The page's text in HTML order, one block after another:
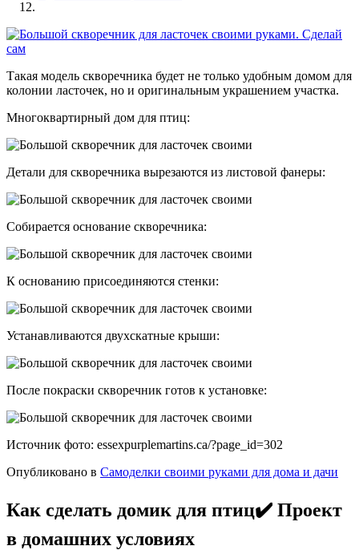
Такая модель скворечника будет не только удобным домом для
колонии ласточек, но и оригинальным украшением участка.
Многоквартирный дом для птиц:
Детали для скворечника вырезаются из листовой фанеры:
Собирается основание скворечника:
К основанию присоединяются стенки:
Устанавливаются двухскатные крыши:
После покраски скворечник готов к установке:
Источник фото: essexpurplemartins.ca/?page_id=302
Опубликовано в Самоделки своими руками для дома и дачи
Как сделать домик для птиц✔️ Проект
в домашних условиях